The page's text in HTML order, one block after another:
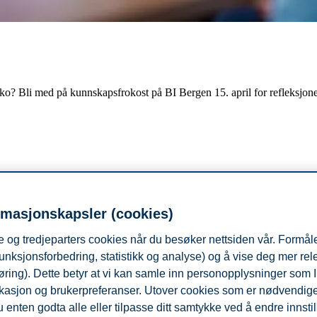
Bli med på kunnskapsfrokost på BI Bergen 15. april for
samarbeid, ledelse og arbeidsmiljø. Vi utforsker både den
inkluderer trekkene narsissisme, psykopati og machiavellisme.
og organisasjonsatferd ved Handelshøyskolen BI i Trondheim.
(cookies)
og tredjeparters cookies når du besøker nettsiden vår.
statistikk og analyse) og å vise deg mer
Dette betyr at vi kan samle inn personopplysninger som
og brukerpreferanser. Utover cookies som er
enten godta alle eller tilpasse ditt samtykke ved å endre